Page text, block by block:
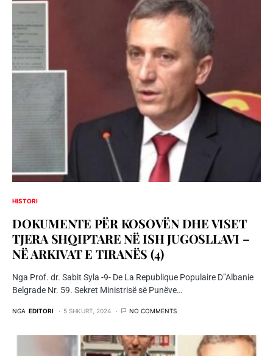
HISTORI
DOKUMENTE PËR KOSOVËN DHE VISET
TJERA SHQIPTARE NË ISH JUGOSLLAVI –
NË ARKIVAT E TIRANËS (4)
Nga Prof. dr. Sabit Syla -9- De La Republique Populaire D”Albanie
Belgrade Nr. 59. Sekret Ministrisë së Punëve…
NGA EDITORI 5 SHKURT, 2024 NO COMMENTS